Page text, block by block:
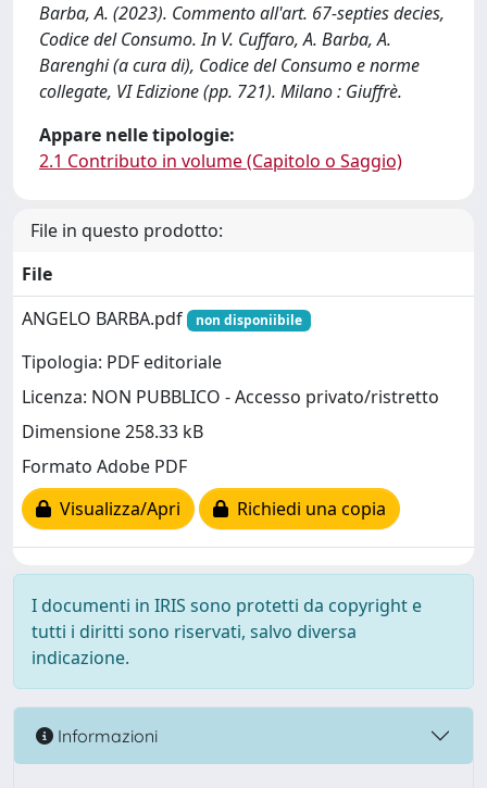
Barba, A. (2023). Commento all'art. 67-septies decies,
Codice del Consumo. In V. Cuffaro, A. Barba, A.
Barenghi (a cura di), Codice del Consumo e norme
collegate, VI Edizione (pp. 721). Milano : Giuffrè.
Appare nelle tipologie:
2.1 Contributo in volume (Capitolo o Saggio)
File in questo prodotto:
File
ANGELO BARBA.pdf
non disponiibile
Tipologia: PDF editoriale
Licenza: NON PUBBLICO - Accesso privato/ristretto
Dimensione 258.33 kB
Formato Adobe PDF
Visualizza/Apri
Richiedi una copia
I documenti in IRIS sono protetti da copyright e
tutti i diritti sono riservati, salvo diversa
indicazione.
Informazioni